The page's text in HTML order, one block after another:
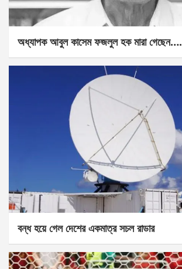
অধ্যাপক আবুল কাসেম ফজলুল হক মারা গেছেন….
বন্ধ হয়ে গেল দেশের একমাত্র সচল রাডার